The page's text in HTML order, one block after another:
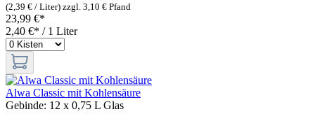
(2,39 € / Liter) zzgl. 3,10 € Pfand
23,99 €*
2,40 €* / 1 Liter
Alwa Classic mit Kohlensäure
Gebinde: 12 x 0,75 L Glas